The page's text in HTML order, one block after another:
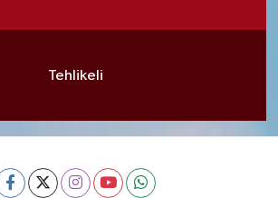
Tehlikeli